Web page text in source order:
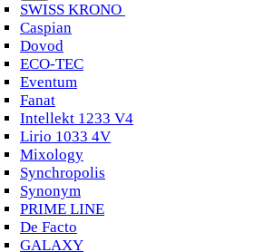
SWISS KRONO
Caspian
Dovod
ECO-TEC
Eventum
Fanat
Intellekt 1233 V4
Lirio 1033 4V
Mixology
Synchropolis
Synonym
PRIME LINE
De Facto
GALAXY